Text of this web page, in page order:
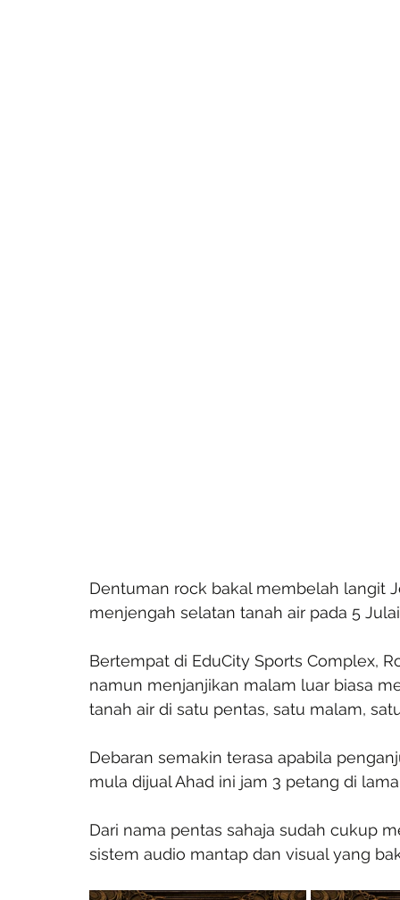
Dentuman rock bakal membelah langit
menjengah selatan tanah air pada 5
Bertempat di EduCity Sports Complex,
namun menjanjikan malam luar biasa
tanah air di satu pentas, satu malam,
Debaran semakin terasa apabila
mula dijual Ahad ini jam 3 petang di
Dari nama pentas sahaja sudah cukup
sistem audio mantap dan visual yang